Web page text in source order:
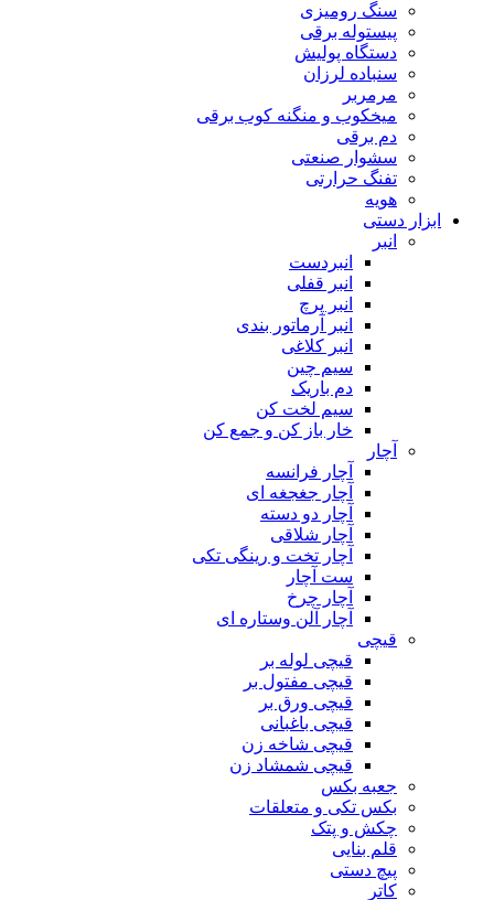
سنگ رومیزی
پیستوله برقی
دستگاه پولیش
سنباده لرزان
مرمربر
میخکوب و منگنه کوب برقی
دم برقی
سشوار صنعتی
تفنگ حرارتی
هویه
ابزار دستی
انبر
انبردست
انبر قفلی
انبر پرچ
انبر آرماتور بندی
انبر کلاغی
سیم چین
دم باریک
سیم لخت کن
خار باز کن و جمع کن
آچار
آچار فرانسه
آچار جغجغه ای
آچار دو دسته
آچار شلاقی
آچار تخت و رینگی تکی
ست آچار
آچار چرخ
آچار آلن وستاره ای
قیچی
قیچی لوله بر
قیچی مفتول بر
قیچی ورق بر
قیچی باغبانی
قیچی شاخه زن
قیچی شمشاد زن
جعبه بکس
بکس تکی و متعلقات
چکش و پتک
قلم بنایی
پیچ دستی
کاتر